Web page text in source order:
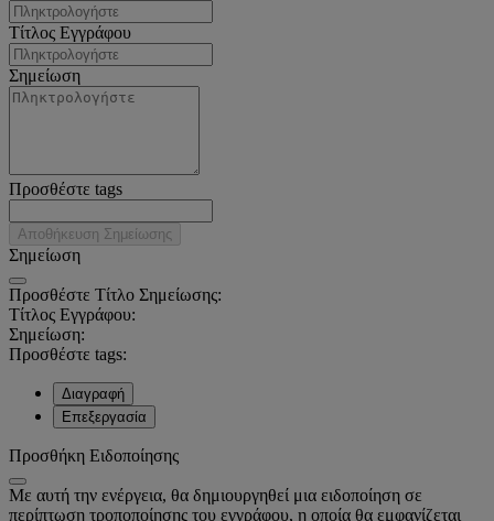
Τίτλος Εγγράφου
Σημείωση
Προσθέστε tags
Αποθήκευση Σημείωσης
Σημείωση
Προσθέστε Τίτλο Σημείωσης:
Τίτλος Εγγράφου:
Σημείωση:
Προσθέστε tags:
Διαγραφή
Επεξεργασία
Προσθήκη Ειδοποίησης
Με αυτή την ενέργεια, θα δημιουργηθεί μια ειδοποίηση σε
περίπτωση τροποποίησης του εγγράφου, η οποία θα εμφανίζεται